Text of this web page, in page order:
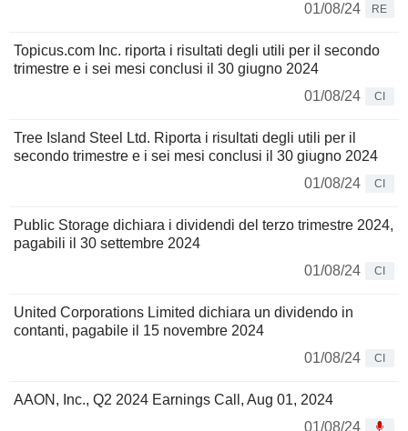
01/08/24
RE
Topicus.com Inc. riporta i risultati degli utili per il secondo
trimestre e i sei mesi conclusi il 30 giugno 2024
01/08/24
CI
Tree Island Steel Ltd. Riporta i risultati degli utili per il
secondo trimestre e i sei mesi conclusi il 30 giugno 2024
01/08/24
CI
Public Storage dichiara i dividendi del terzo trimestre 2024,
pagabili il 30 settembre 2024
01/08/24
CI
United Corporations Limited dichiara un dividendo in
contanti, pagabile il 15 novembre 2024
01/08/24
CI
AAON, Inc., Q2 2024 Earnings Call, Aug 01, 2024
01/08/24